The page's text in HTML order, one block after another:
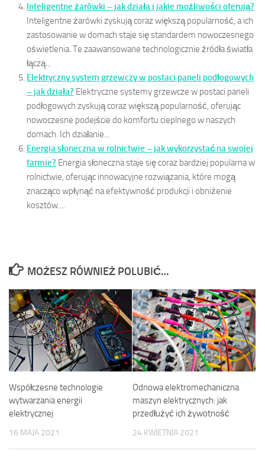
Inteligentne żarówki – jak działa i jakie możliwości oferują?
Inteligentne żarówki zyskują coraz większą popularność, a ich
zastosowanie w domach staje się standardem nowoczesnego
oświetlenia. Te zaawansowane technologicznie źródła światła
łączą...
Elektryczny system grzewczy w postaci paneli podłogowych
– jak działa? Elektryczne systemy grzewcze w postaci paneli
podłogowych zyskują coraz większą popularność, oferując
nowoczesne podejście do komfortu cieplnego w naszych
domach. Ich działanie...
Energia słoneczna w rolnictwie – jak wykorzystać na swojej
farmie? Energia słoneczna staje się coraz bardziej popularna w
rolnictwie, oferując innowacyjne rozwiązania, które mogą
znacząco wpłynąć na efektywność produkcji i obniżenie
kosztów....
MOŻESZ RÓWNIEŻ POLUBIĆ…
Współczesne technologie
wytwarzania energii
elektrycznej
16 MAJA 2021
Odnowa elektromechaniczna
maszyn elektrycznych: jak
przedłużyć ich żywotność
24 KWIETNIA 2021